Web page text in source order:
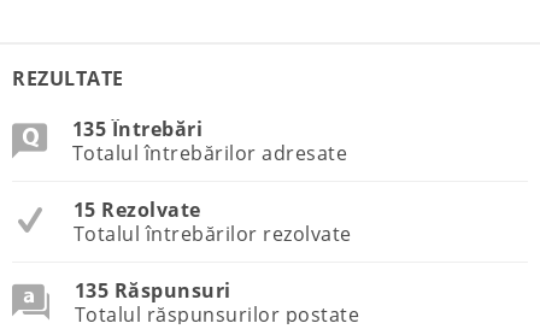
REZULTATE
135 Întrebări
Totalul întrebărilor adresate
15 Rezolvate
Totalul întrebărilor rezolvate
135 Răspunsuri
Totalul răspunsurilor postate